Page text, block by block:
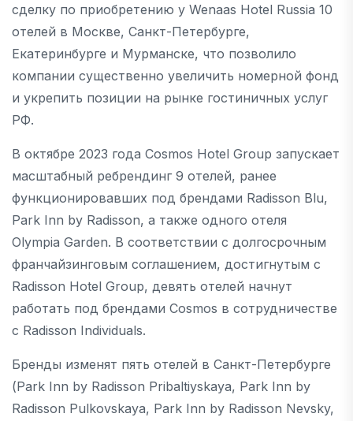
сделку по приобретению у Wenaas Hotel Russia 10
отелей в Москве, Санкт-Петербурге,
Екатеринбурге и Мурманске, что позволило
компании существенно увеличить номерной фонд
и укрепить позиции на рынке гостиничных услуг
РФ.
В октябре 2023 года Cosmos Hotel Group запускает
масштабный ребрендинг 9 отелей, ранее
функционировавших под брендами Radisson Blu,
Park Inn by Radisson, а также одного отеля
Olympia Garden. В соответствии с долгосрочным
франчайзинговым соглашением, достигнутым с
Radisson Hotel Group, девять отелей начнут
работать под брендами Cosmos в сотрудничестве
с Radisson Individuals.
Бренды изменят пять отелей в Санкт-Петербурге
(Park Inn by Radisson Pribaltiyskaya, Park Inn by
Radisson Pulkovskaya, Park Inn by Radisson Nevsky,